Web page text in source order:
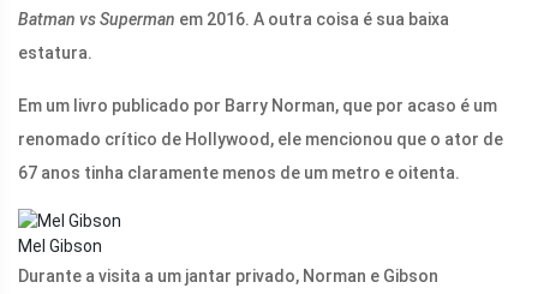
Batman vs Superman em 2016. A outra coisa é sua baixa
estatura.
Em um livro publicado por Barry Norman, que por acaso é um
renomado crítico de Hollywood, ele mencionou que o ator de
67 anos tinha claramente menos de um metro e oitenta.
Mel Gibson
Durante a visita a um jantar privado, Norman e Gibson